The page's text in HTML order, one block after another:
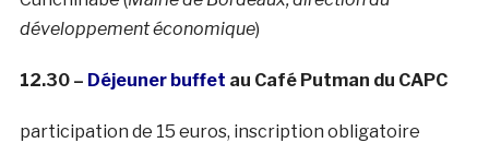
développement économique)
12.30 – Déjeuner buffet au Café Putman du CAPC
participation de 15 euros, inscription obligatoire